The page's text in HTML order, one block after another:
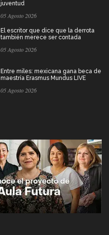
juventud
05 Agosto 2026
El escritor que dice que la derrota
también merece ser contada
05 Agosto 2026
Entre miles: mexicana gana beca de
maestría Erasmus Mundus LIVE
05 Agosto 2026